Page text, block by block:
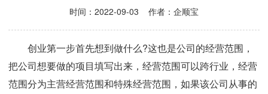
时间： 2022-09-03 作者：企顺宝
创业第一步首先想到做什么?这也是公司的经营范围，
把公司想要做的项目填写出来，经营范围可以跨行业，经营
范围分为主营经营范围和特殊经营范围，如果该公司从事的